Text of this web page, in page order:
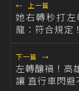
← 上一篇
她右轉秒打
龍：符合規定！
下一篇 →
左轉釀禍！高
讓 直行車閃避